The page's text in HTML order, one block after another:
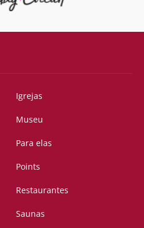
Igrejas
Museu
Para elas
Points
Restaurantes
Saunas